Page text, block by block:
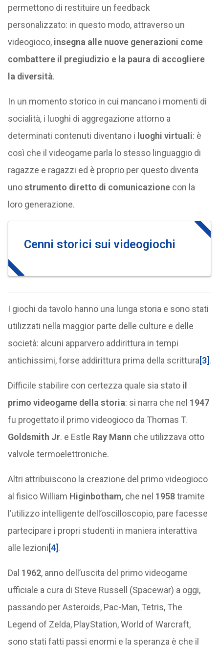
permettono di restituire un feedback
personalizzato: in questo modo, attraverso un
videogioco, insegna alle nuove generazioni come
combattere il pregiudizio e la paura di accogliere
la diversità.
In un momento storico in cui mancano i momenti di
socialità, i luoghi di aggregazione attorno a
determinati contenuti diventano i luoghi virtuali: è
così che il videogame parla lo stesso linguaggio di
ragazze e ragazzi ed è proprio per questo diventa
unostrumento diretto di comunicazionecon la
loro generazione.
Cenni storici sui videogiochi
I giochi da tavolo hanno una lunga storia e sono stati
utilizzati nella maggior parte delle culture e delle
società: alcuni apparvero addirittura in tempi
antichissimi, forse addirittura prima della scrittura[3].
Difficile stabilire con certezza quale sia stato il
primo videogame della storia: si narra che nel 1947
fu progettato il primo videogioco da Thomas T.
Goldsmith Jr. e Estle Ray Mann che utilizzava otto
valvole termoelettroniche.
Altri attribuiscono la creazione del primo videogioco
al fisico William Higinbotham,che nel 1958tramite
l’utilizzo intelligente dell’oscilloscopio, pare facesse
partecipare i propri studenti in maniera interattiva
alle lezioni[4].
Dal 1962, anno dell’uscita del primo videogame
ufficiale a cura di Steve Russell (Spacewar) a oggi,
passando per Asteroids, Pac-Man, Tetris, The
Legend of Zelda, PlayStation, World of Warcraft,
sono stati fatti passi enormi e la speranza è che il